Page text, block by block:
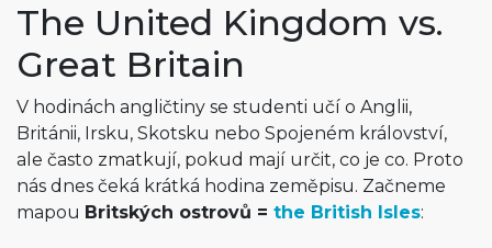
The United Kingdom vs.
Great Britain
V hodinách angličtiny se studenti učí o Anglii,
Británii, Irsku, Skotsku nebo Spojeném království,
ale často zmatkují, pokud mají určit, co je co. Proto
nás dnes čeká krátká hodina zeměpisu. Začneme
mapou Britských ostrovů = the British Isles: